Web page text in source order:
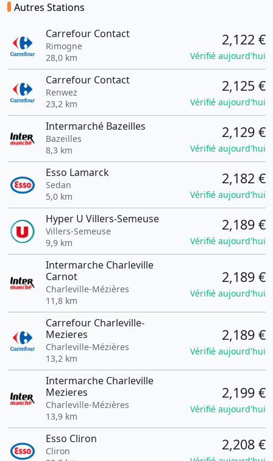
Autres Stations
Carrefour Contact
Rimogne
28,0 km
2,122 €
Vérifié aujourd'hui
Carrefour Contact
Renwez
23,2 km
2,125 €
Vérifié aujourd'hui
Intermarché Bazeilles
Bazeilles
8,3 km
2,129 €
Vérifié aujourd'hui
Esso Lamarck
Sedan
5,0 km
2,182 €
Vérifié aujourd'hui
Hyper U Villers-Semeuse
Villers-Semeuse
9,9 km
2,189 €
Vérifié aujourd'hui
Intermarche Charleville
Carnot
Charleville-Mézières
11,8 km
2,189 €
Vérifié aujourd'hui
Carrefour Charleville-
Mezieres
Charleville-Mézières
13,2 km
2,189 €
Vérifié aujourd'hui
Intermarche Charleville
Mezieres
Charleville-Mézières
13,9 km
2,199 €
Vérifié aujourd'hui
Esso Cliron
Cliron
2,208 €